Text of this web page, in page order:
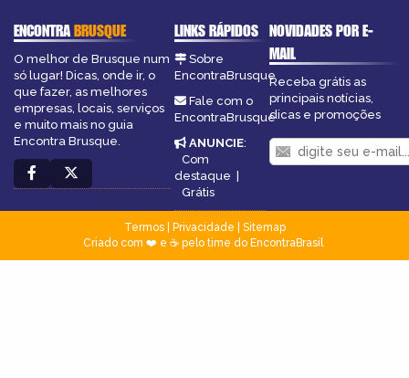
ENCONTRABRUSQUE
O melhor de Brusque num
só lugar! Dicas, onde ir, o
que fazer, as melhores
empresas, locais, serviços
e muito mais no guia
Encontra Brusque.
LINKS RÁPIDOS
Sobre
EncontraBrusque
Fale com o
EncontraBrusque
ANUNCIE:
Com
destaque |
Grátis
NOVIDADES POR E-
MAIL
Receba grátis as
principais notícias,
dicas e promoções
Termos| Privacidade
Sitemap
Criado com ❤️ e ☕ pelo time do EncontraBrasil